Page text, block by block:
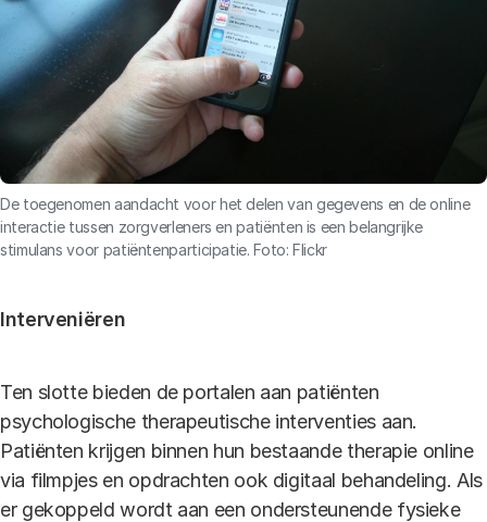
De toegenomen aandacht voor het delen van gegevens en de online
interactie tussen zorgverleners en patiënten is een belangrijke
stimulans voor patiëntenparticipatie. Foto: Flickr
Interveniëren
Ten slotte bieden de portalen aan patiënten
psychologische therapeutische interventies aan.
Patiënten krijgen binnen hun bestaande therapie online
via filmpjes en opdrachten ook digitaal behandeling. Als
er gekoppeld wordt aan een ondersteunende fysieke